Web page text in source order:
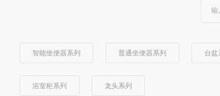
智能坐便器系列 普通坐便器系列 台盆
浴室柜系列 龙头系列